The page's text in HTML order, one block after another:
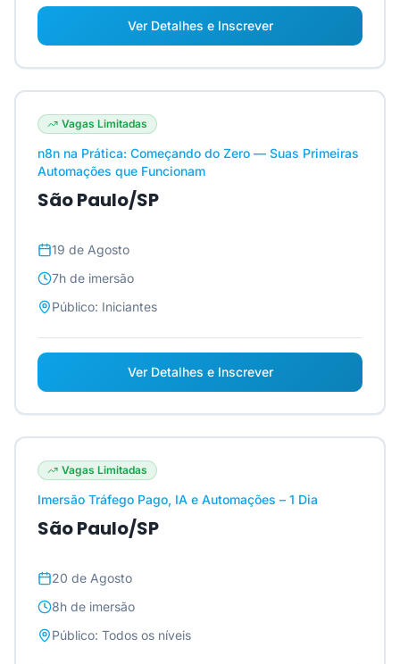
Ver Detalhes e Inscrever
Vagas Limitadas
n8n na Prática: Começando do Zero — Suas Primeiras
Automações que Funcionam
São Paulo/SP
19 de Agosto
7h de imersão
Público: Iniciantes
Ver Detalhes e Inscrever
Vagas Limitadas
Imersão Tráfego Pago, IA e Automações – 1 Dia
São Paulo/SP
20 de Agosto
8h de imersão
Público: Todos os níveis